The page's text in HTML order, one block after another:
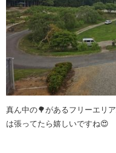
真ん中の🌳があるフリーエリ
は張ってたら嬉しいですね😍